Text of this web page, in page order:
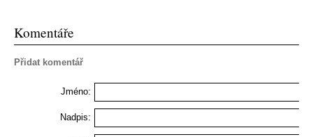
Komentáře
Přidat komentář
Jméno:
Nadpis: